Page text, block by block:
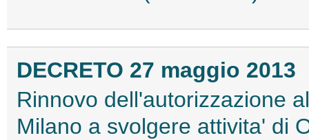
DECRETO 27 maggio 2013
Rinnovo dell'autorizzazione
Milano a svolgere attivita' di